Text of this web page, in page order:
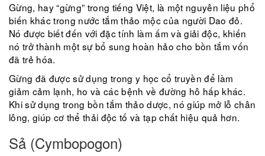
Gừng, hay “gừng” trong tiếng Việt, là một nguyên liệu phổ
biến khác trong nước tắm thảo mộc của người Dao đỏ.
Nó được biết đến với đặc tính làm ấm và giải độc, khiến
nó trở thành một sự bổ sung hoàn hảo cho bồn tắm vốn
đã trẻ hóa.
Gừng đã được sử dụng trong y học cổ truyền để làm
giảm cảm lạnh, ho và các bệnh về đường hô hấp khác.
Khi sử dụng trong bồn tắm thảo dược, nó giúp mở lỗ chân
lông, giúp cơ thể thải độc tố và tạp chất hiệu quả hơn.
Sả (Cymbopogon)